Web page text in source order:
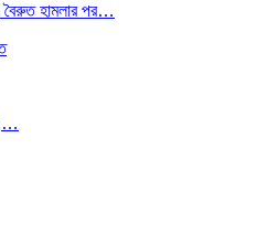
বৈরুত হামলার পর…